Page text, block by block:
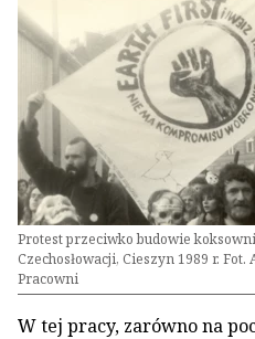
Protest przeciwko budowie
Czechosłowacji, Cieszyn 1989 r.
Pracowni
W tej pracy, zarówno na